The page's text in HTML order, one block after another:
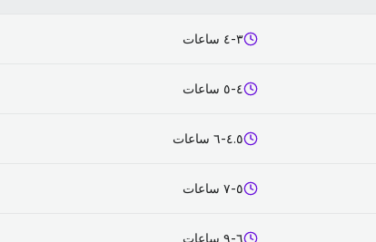
٣-٤ ساعات
٤-٥ ساعات
٤.٥-٦ ساعات
٥-٧ ساعات
٦-٩ ساعات